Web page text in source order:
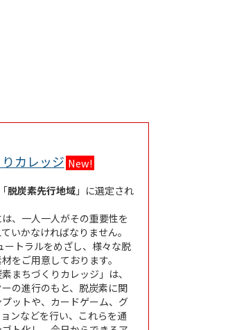
カレッジLink Opens in New Tab
New!
脱炭素先行地域」に選定され
、一人一人がその重要性を
いかなければなりません。
ートラルをめざし、様々な脱
をご用意しております。
まちづくりカレッジ」は、
の進行のもと、脱炭素に関
ットや、カードゲーム、グ
ンなどを行い、これらを通